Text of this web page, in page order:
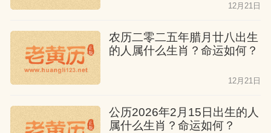
12月21日
农历二零二五年腊月廿八出生
的人属什么生肖？命运如何？
12月21日
公历2026年2月15日出生的人
属什么生肖？命运如何？